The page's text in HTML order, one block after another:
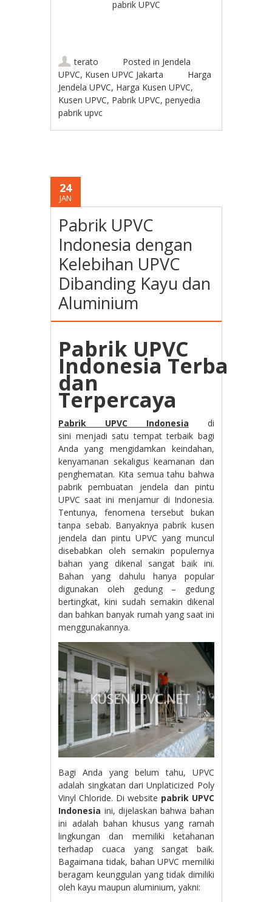
pabrik UPVC
terato Posted in Jendela
UPVC, Kusen UPVC Jakarta
Harga
Jendela UPVC, Harga Kusen UPVC,
Kusen UPVC, Pabrik UPVC,penyedia
pabrik upvc
24
JAN
Pabrik UPVC
Indonesia dengan
Kelebihan UPVC
Dibanding Kayu dan
Aluminium
Pabrik UPVC
Indonesia Terbaik
dan
Terpercaya
Pabrik UPVC Indonesia di
sini menjadi satu tempat terbaik bagi
Anda yang mengidamkan keindahan,
kenyamanan sekaligus keamanan dan
penghematan. Kita semua tahu bahwa
pabrik pembuatan jendela dan pintu
UPVC saat ini menjamur di Indonesia.
Tentunya, fenomena tersebut bukan
tanpa sebab. Banyaknya pabrik kusen
jendela dan pintu UPVC yang muncul
disebabkan oleh semakin populernya
bahan yang dikenal sangat baik ini.
Bahan yang dahulu hanya popular
digunakan oleh gedung – gedung
bertingkat, kini sudah semakin dikenal
dan bahkan banyak rumah yang saat ini
menggunakannya.
Bagi Anda yang belum tahu, UPVC
adalah singkatan dari Unplaticized Poly
Vinyl Chloride. Di website pabrik UPVC
Indonesia ini, dijelaskan bahwa bahan
ini adalah bahan khusus yang ramah
lingkungan dan memiliki ketahanan
terhadap cuaca yang sangat baik.
Bagaimana tidak, bahan UPVC memiliki
beragam keunggulan yang tidak dimiliki
oleh kayu maupun aluminium, yakni: